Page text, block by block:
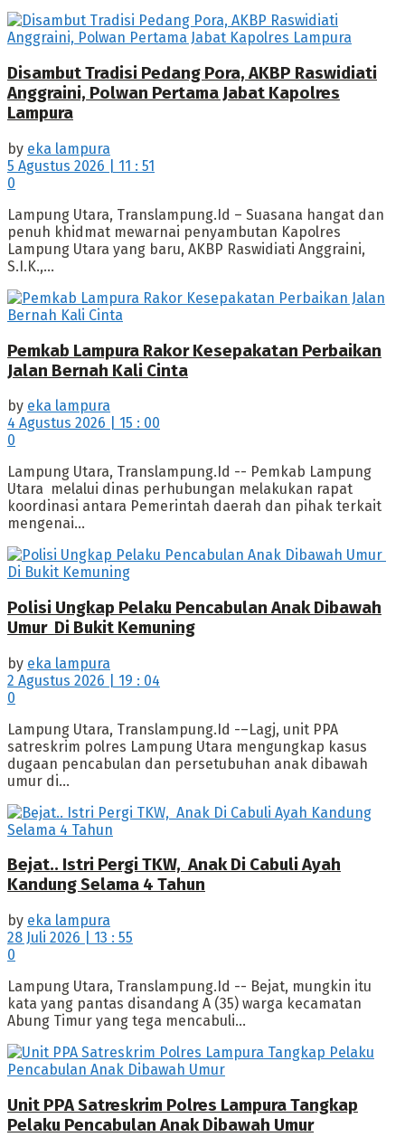
Disambut Tradisi Pedang Pora, AKBP Raswidiati
Anggraini, Polwan Pertama Jabat Kapolres
Lampura
by eka lampura
5 Agustus 2026 | 11 : 51
0
Lampung Utara, Translampung.Id – Suasana hangat dan
penuh khidmat mewarnai penyambutan Kapolres
Lampung Utara yang baru, AKBP Raswidiati Anggraini,
S.I.K.,...
Pemkab Lampura Rakor Kesepakatan Perbaikan
Jalan Bernah Kali Cinta
by eka lampura
4 Agustus 2026 | 15 : 00
0
Lampung Utara, Translampung.Id -- Pemkab Lampung
Utara melalui dinas perhubungan melakukan rapat
koordinasi antara Pemerintah daerah dan pihak terkait
mengenai...
Polisi Ungkap Pelaku Pencabulan Anak Dibawah
Umur Di Bukit Kemuning
by eka lampura
2 Agustus 2026 | 19 : 04
0
Lampung Utara, Translampung.Id -–Lagj, unit PPA
satreskrim polres Lampung Utara mengungkap kasus
dugaan pencabulan dan persetubuhan anak dibawah
umur di...
Bejat.. Istri Pergi TKW, Anak Di Cabuli Ayah
Kandung Selama 4 Tahun
by eka lampura
28 Juli 2026 | 13 : 55
0
Lampung Utara, Translampung.Id -- Bejat, mungkin itu
kata yang pantas disandang A (35) warga kecamatan
Abung Timur yang tega mencabuli...
Unit PPA Satreskrim Polres Lampura Tangkap
Pelaku Pencabulan Anak Dibawah Umur